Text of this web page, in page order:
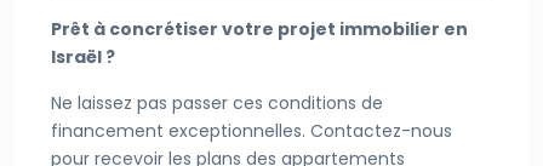
Prêt à concrétiser votre projet immobilier en
Israël ?
Ne laissez pas passer ces conditions de
financement exceptionnelles. Contactez-nous
pour recevoir les plans des appartements